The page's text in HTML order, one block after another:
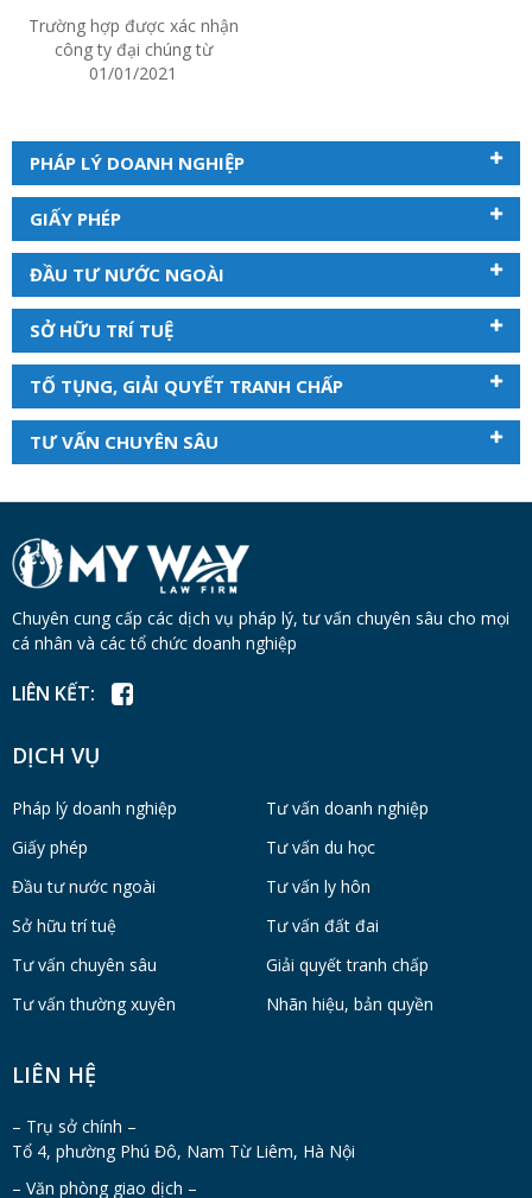
Trường hợp được xác nhận
công ty đại chúng từ
01/01/2021
PHÁP LÝ DOANH NGHIỆP
GIẤY PHÉP
ĐẦU TƯ NƯỚC NGOÀI
SỞ HỮU TRÍ TUỆ
TỐ TỤNG, GIẢI QUYẾT TRANH CHẤP
TƯ VẤN CHUYÊN SÂU
Chuyên cung cấp các dịch vụ pháp lý, tư vấn chuyên sâu cho mọi
cá nhân và các tổ chức doanh nghiệp
LIÊN KẾT:
DỊCH VỤ
Pháp lý doanh nghiệp
Giấy phép
Đầu tư nước ngoài
Sở hữu trí tuệ
Tư vấn chuyên sâu
Tư vấn thường xuyên
Tư vấn doanh nghiệp
Tư vấn du học
Tư vấn ly hôn
Tư vấn đất đai
Giải quyết tranh chấp
Nhãn hiệu, bản quyền
LIÊN HỆ
– Trụ sở chính –
Tổ 4, phường Phú Đô, Nam Từ Liêm, Hà Nội
– Văn phòng giao dịch –